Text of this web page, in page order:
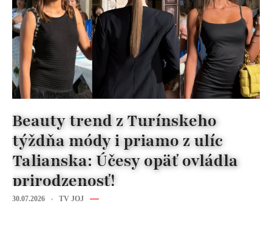
Beauty trend z Turínskeho
týždňa módy i priamo z ulíc
Talianska: Účesy opäť ovládla
prirodzenosť!
30.07.2026 TV JOJ